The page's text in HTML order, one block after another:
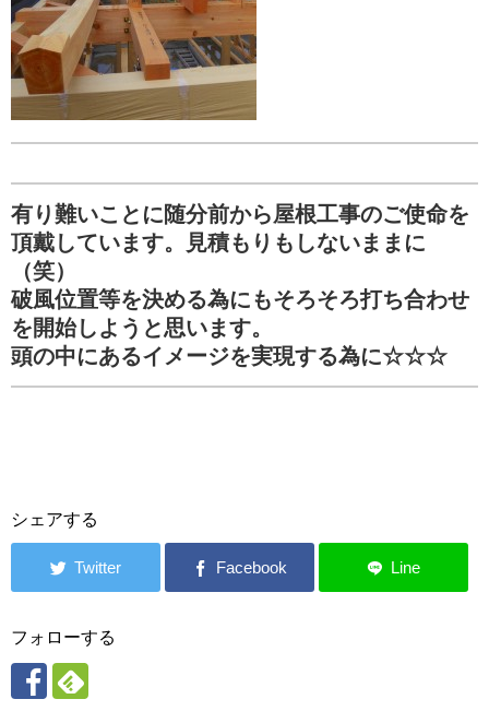
有り難いことに随分前から屋根工事のご使命を
頂戴しています。見積もりもしないままに
（笑）
破風位置等を決める為にもそろそろ打ち合わせ
を開始しようと思います。
頭の中にあるイメージを実現する為に☆☆☆
シェアする
フォローする